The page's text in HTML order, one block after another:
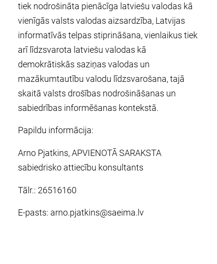
tiek nodrošināta pienācīga latviešu valodas kā
vienīgās valsts valodas aizsardzība, Latvijas
informatīvās telpas stiprināšana, vienlaikus tiek
arī līdzsvarota latviešu valodas kā
demokrātiskās saziņas valodas un
mazākumtautību valodu līdzsvarošana, tajā
skaitā valsts drošības nodrošināšanas un
sabiedrības informēšanas kontekstā.
Papildu informācija:
Arno Pjatkins, APVIENOTĀ SARAKSTA
sabiedrisko attiecību konsultants
Tālr.: 26516160
E-pasts: arno.pjatkins@saeima.lv